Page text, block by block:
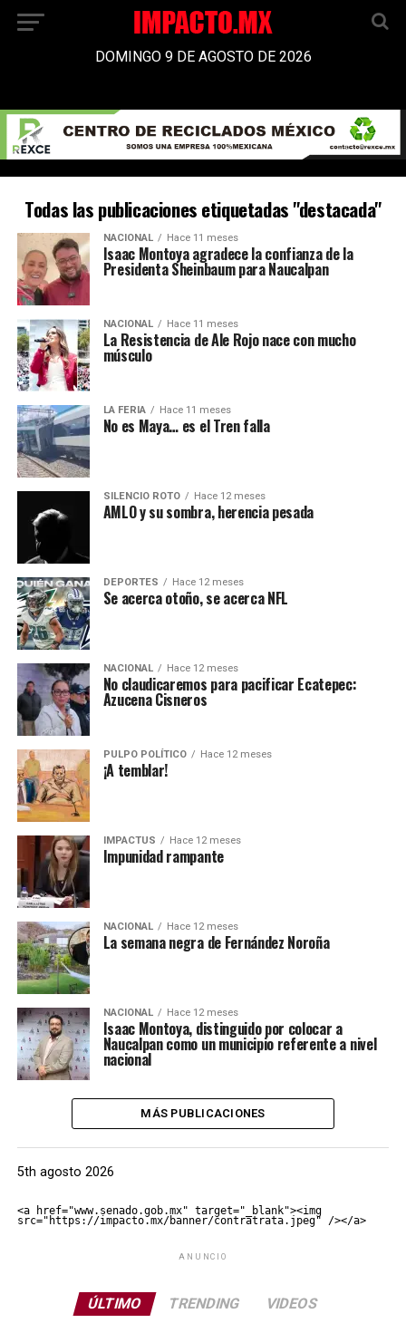
DOMINGO 9 DE AGOSTO DE 2026
Todas las publicaciones etiquetadas "destacada"
NACIONAL Hace 11 meses
Isaac Montoya agradece la confianza de la
Presidenta Sheinbaum para Naucalpan
NACIONAL Hace 11 meses
La Resistencia de Ale Rojo nace con mucho
músculo
LA FERIA Hace 11 meses
No es Maya… es el Tren falla
SILENCIO ROTO Hace 12 meses
AMLO y su sombra, herencia pesada
DEPORTES Hace 12 meses
Se acerca otoño, se acerca NFL
NACIONAL Hace 12 meses
No claudicaremos para pacificar Ecatepec:
Azucena Cisneros
PULPO POLÍTICO Hace 12 meses
¡A temblar!
IMPACTUS Hace 12 meses
Impunidad rampante
NACIONAL Hace 12 meses
La semana negra de Fernández Noroña
NACIONAL Hace 12 meses
Isaac Montoya, distinguido por colocar a
Naucalpan como un municipio referente a nivel
nacional
MÁS PUBLICACIONES
5th agosto 2026
<a href="www.senado.gob.mx" target="_blank"><img
src="https://impacto.mx/banner/contratrata.jpeg" /></a>
ANUNCIO
ÚLTIMO TRENDING VIDEOS